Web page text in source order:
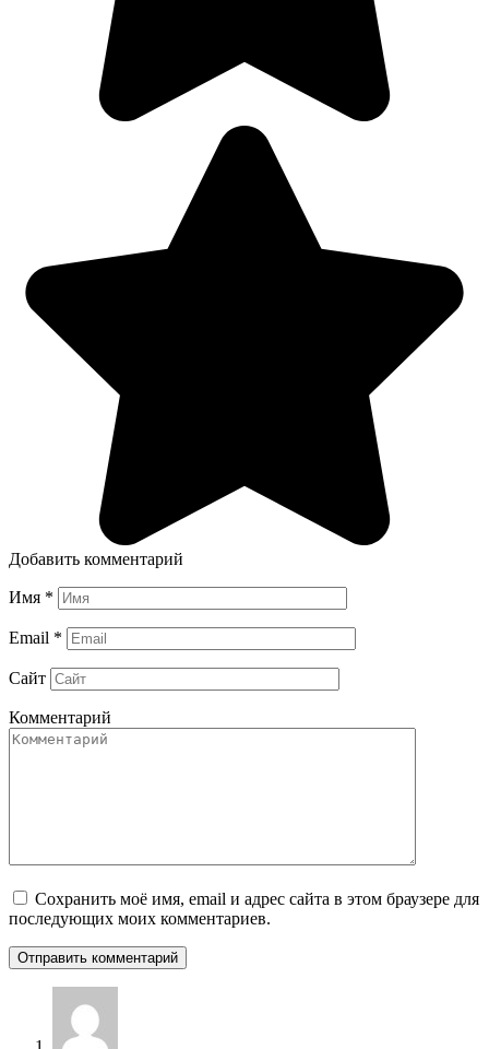
Добавить комментарий
Имя *
Email *
Сайт
Комментарий
Сохранить моё имя, email и адрес сайта в этом браузере для
последующих моих комментариев.